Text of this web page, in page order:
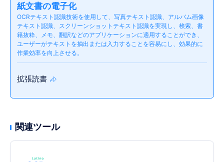
紙文書の電子化
OCRテキスト認識技術を使用して、写真テキスト認識、アルバム画像
テキスト認識、スクリーンショットテキスト認識を実現し、検索、書
籍抜粋、メモ、翻訳などのアプリケーションに適用することができ、
ユーザーがテキストを抽出または入力することを容易にし、効果的に
作業効率を向上させる。
拡張読書
関連ツール